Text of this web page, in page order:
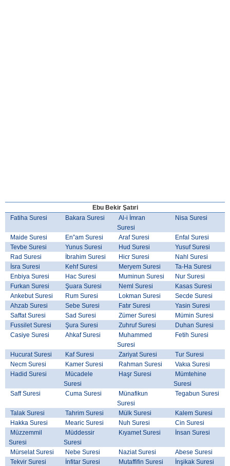
Ebu Bekir Şatıri
Fatiha Suresi
Bakara Suresi
Al-i İmran
Suresi
Nisa Suresi
Maide Suresi En”am Suresi Araf Suresi
Enfal Suresi
Tevbe Suresi
Yunus Suresi Hud Suresi
Yusuf Suresi
Rad Suresi
İbrahim Suresi Hicr Suresi
Nahl Suresi
İsra Suresi
Kehf Suresi Meryem Suresi
Ta-Ha Suresi
Enbiya Suresi
Hac Suresi Muminun Suresi
Nur Suresi
Furkan Suresi
Şuara Suresi Neml Suresi
Kasas Suresi
Ankebut Suresi
Rum Suresi Lokman Suresi
Secde Suresi
Ahzab Suresi
Sebe Suresi Fatır Suresi
Yasin Suresi
Saffat Suresi
Sad Suresi Zümer Suresi
Mümin Suresi
Fussilet Suresi
Şura Suresi Zuhruf Suresi
Duhan Suresi
Casiye Suresi
Ahkaf Suresi
Muhammed
Suresi
Fetih Suresi
Hucurat Suresi Kaf Suresi Zariyat Suresi
Tur Suresi
Necm Suresi
Kamer Suresi Rahman Suresi
Vakıa Suresi
Hadid Suresi
Mücadele
Suresi
Haşr Suresi
Mümtehine
Suresi
Saff Suresi
Cuma Suresi
Münafikun
Suresi
Tegabun Suresi
Talak Suresi Tahrim Suresi Mülk Suresi
Kalem Suresi
Hakka Suresi
Mearic Suresi Nuh Suresi
Cin Suresi
Müzzemmil
Suresi
Müddessir
Suresi
Kıyamet Suresi İnsan Suresi
Mürselat Suresi Nebe Suresi Naziat Suresi
Abese Suresi
Tekvir Suresi
İnfitar Suresi Mutaffifin Suresi
İnşikak Suresi